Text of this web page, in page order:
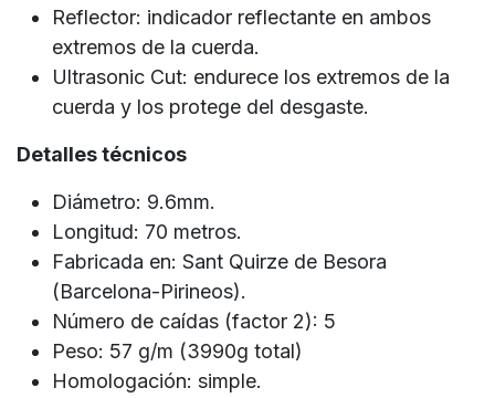
Reflector: indicador reflectante en ambos
extremos de la cuerda.
Ultrasonic Cut: endurece los extremos de la
cuerda y los protege del desgaste.
Detalles técnicos
Diámetro: 9.6mm.
Longitud: 70 metros.
Fabricada en: Sant Quirze de Besora
(Barcelona-Pirineos).
Número de caídas (factor 2): 5
Peso: 57 g/m (3990g total)
Homologación: simple.